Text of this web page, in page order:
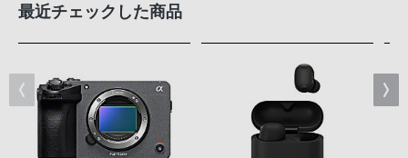
最近チェックした商品